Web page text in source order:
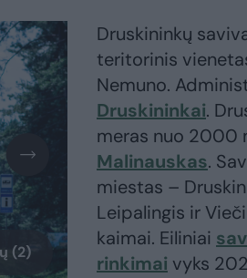
(2)
Druskininkų
teritorinis
Nemuno.
Druskininkai.
meras nuo 2000
Malinauskas.
miestas –
Leipalingis ir
kaimai. Eiliniai
rinkimai vyks